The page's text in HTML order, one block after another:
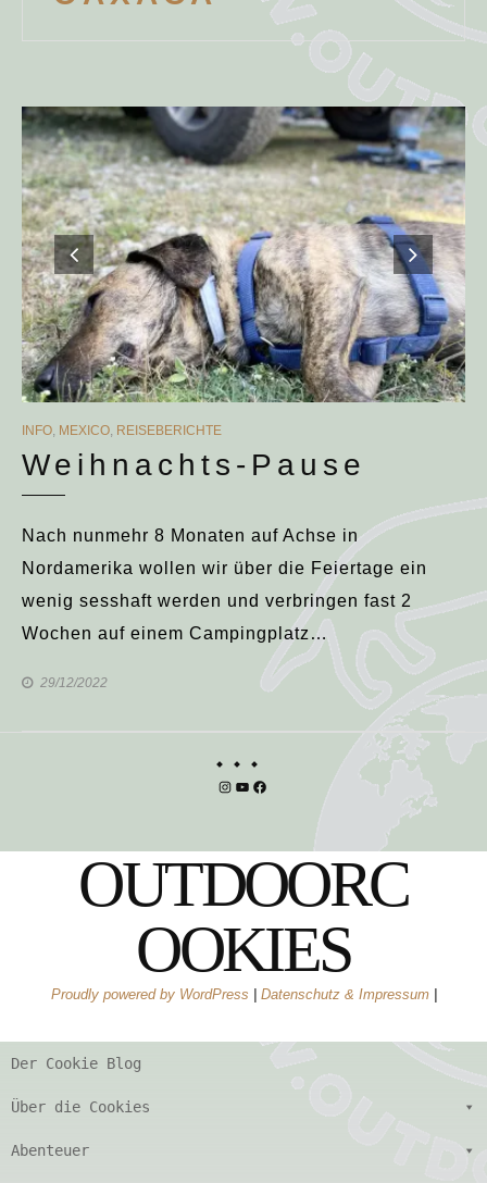
CATEGORIES
INFO, MEXICO, REISEBERICHTE
Weihnachts-Pause
Nach nunmehr 8 Monaten auf Achse in
Nordamerika wollen wir über die Feiertage ein
wenig sesshaft werden und verbringen fast 2
Wochen auf einem Campingplatz…
29/12/2022
Instagram
YouTube
Facebook
OUTDOORC
OOKIES
Proudly powered by WordPress Datenschutz & Impressum
Der Cookie Blog
Über die Cookies
Abenteuer